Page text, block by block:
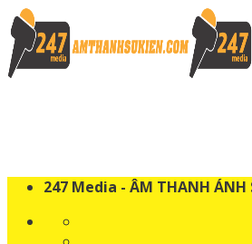
Skip
to
content
247 Media - ÂM THANH ÁNH